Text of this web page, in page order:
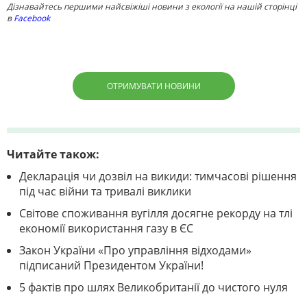
Дізнавайтесь першими найсвіжіші новини з екології на нашій сторінці
вFacebook
ОТРИМУВАТИ НОВИНИ
Читайте також:
Декларація чи дозвіл на викиди: тимчасові рішення
під час війни та тривалі виклики
Світове споживання вугілля досягне рекорду на тлі
економії використання газу в ЄС
Закон України «Про управління відходами»
підписаний Президентом України!
5 фактів про шлях Великобританії до чистого нуля